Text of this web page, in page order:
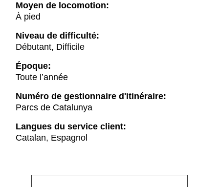
Moyen de locomotion:
À pied
Niveau de difficulté:
Débutant, Difficile
Époque:
Toute l’année
Numéro de gestionnaire d'itinéraire:
Parcs de Catalunya
Langues du service client:
Catalan, Espagnol